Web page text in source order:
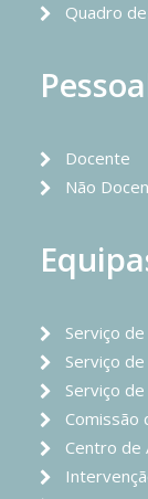
Quadro
Docente
Não
Serviço
Serviço de
Serviço
Comissão
Centro de